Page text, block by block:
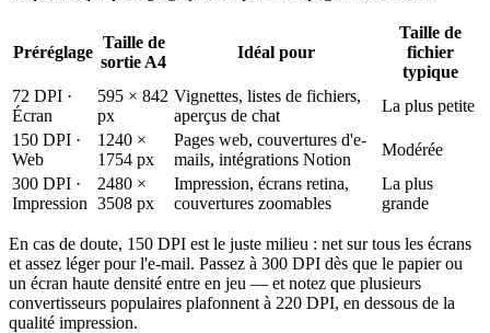
Préréglage
Taille de
sortie A4
Idéal pour
Taille de
fichier
typique
72 DPI ·
Écran
595 × 842
px
Vignettes, listes de fichiers,
aperçus de chat
La plus petite
150 DPI ·
Web
1240 ×
1754 px
Pages web, couvertures d'e-
mails, intégrations Notion
Modérée
300 DPI ·
Impression
2480 ×
3508 px
Impression, écrans retina,
couvertures zoomables
La plus
grande
En cas de doute, 150 DPI est le juste milieu : net sur tous les écrans
et assez léger pour l'e-mail. Passez à 300 DPI dès que le papier ou
un écran haute densité entre en jeu — et notez que plusieurs
convertisseurs populaires plafonnent à 220 DPI, en dessous de la
qualité impression.